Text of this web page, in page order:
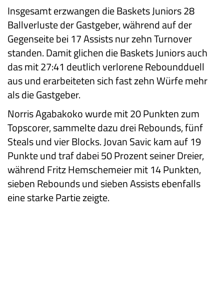
Insgesamt erzwangen die Baskets Juniors 28
Ballverluste der Gastgeber, während auf der
Gegenseite bei 17 Assists nur zehn Turnover
standen. Damit glichen die Baskets Juniors auch
das mit 27:41 deutlich verlorene Reboundduell
aus und erarbeiteten sich fast zehn Würfe mehr
als die Gastgeber.
Norris Agabakoko wurde mit 20 Punkten zum
Topscorer, sammelte dazu drei Rebounds, fünf
Steals und vier Blocks. Jovan Savic kam auf 19
Punkte und traf dabei 50 Prozent seiner Dreier,
während Fritz Hemschemeier mit 14 Punkten,
sieben Rebounds und sieben Assists ebenfalls
eine starke Partie zeigte.